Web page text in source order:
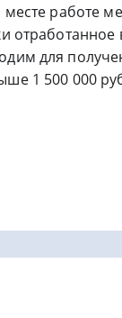
работе
для
1 500 000